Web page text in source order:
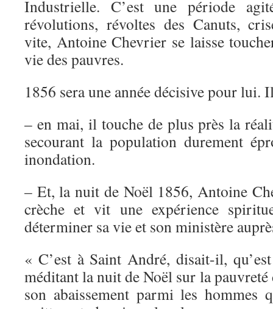
Industrielle. C’est une période
révolutions, révoltes des Canuts,
vite, Antoine Chevrier se laisse
vie des pauvres.
1856 sera une année décisive pour lui.
– en mai, il touche de plus près la
secourant la population durement
inondation.
– Et, la nuit de Noël 1856, Antoine
crèche et vit une expérience
déterminer sa vie et son ministère
« C’est à Saint André, disait-il,
méditant la nuit de Noël sur la pauvreté
son abaissement parmi les hommes